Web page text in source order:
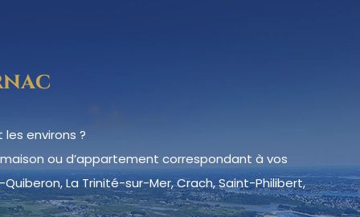
environs ?
ou d’appartement correspondant à vos
La Trinité-sur-Mer, Crach, Saint-Philibert,